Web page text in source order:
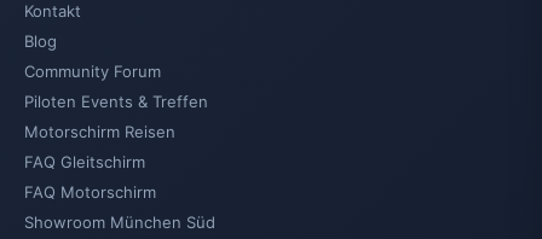
Kontakt
Blog
Community Forum
Piloten Events & Treffen
Motorschirm Reisen
FAQ Gleitschirm
FAQ Motorschirm
Showroom München Süd